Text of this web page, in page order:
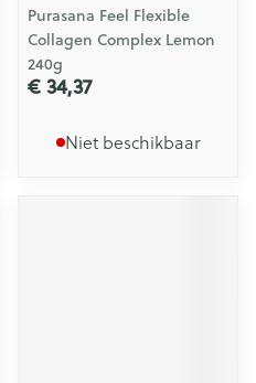
Purasana Feel Flexible
Collagen Complex Lemon
240g
€ 34,37
Niet beschikbaar